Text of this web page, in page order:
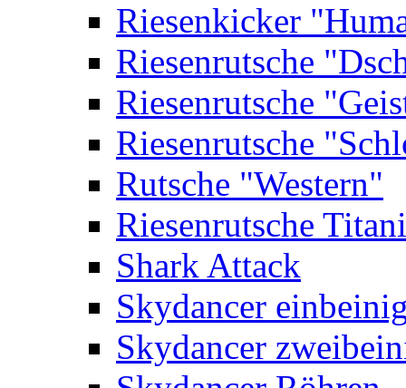
Riesenkicker
Riesenrutsche
Riesenrutsche
Riesenrutsche
Rutsche "Western"
Riesenrutsche
Shark Attack
Skydancer
Skydancer